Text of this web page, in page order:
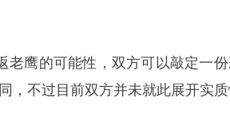
老鹰的可能性，双方可以敲定一
，不过目前双方并未就此展开实